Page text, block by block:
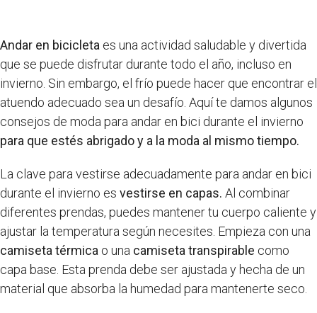
Andar en bicicleta es una actividad saludable y divertida
que se puede disfrutar durante todo el año, incluso en
invierno. Sin embargo, el frío puede hacer que encontrar el
atuendo adecuado sea un desafío. Aquí te damos algunos
consejos de moda para andar en bici durante el invierno
para que estés abrigado y a la moda al mismo tiempo.
La clave para vestirse adecuadamente para andar en bici
durante el invierno es vestirse en capas. Al combinar
diferentes prendas, puedes mantener tu cuerpo caliente y
ajustar la temperatura según necesites. Empieza con una
camiseta térmica o una camiseta transpirable como
capa base. Esta prenda debe ser ajustada y hecha de un
material que absorba la humedad para mantenerte seco.